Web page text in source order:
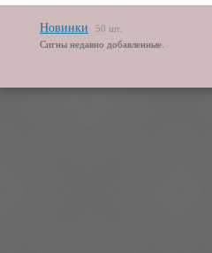
Новинки
50 шт.
Сигны недавно добавленные.